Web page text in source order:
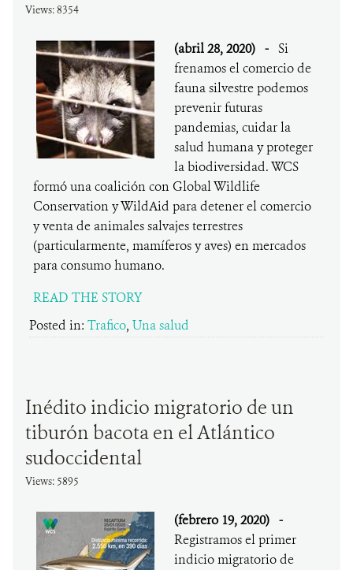
Views: 8354
(abril 28, 2020) - Si
frenamos el comercio de
fauna silvestre podemos
prevenir futuras
pandemias, cuidar la
salud humana y proteger
la biodiversidad. WCS
formó una coalición con Global Wildlife
Conservation y WildAid para detener el comercio
y venta de animales salvajes terrestres
(particularmente, mamíferos y aves) en mercados
para consumo humano.
READ THE STORY
Posted in: Trafico, Una salud
Inédito indicio migratorio de un
tiburón bacota en el Atlántico
sudoccidental
Views: 5895
(febrero 19, 2020) -
Registramos el primer
indicio migratorio de